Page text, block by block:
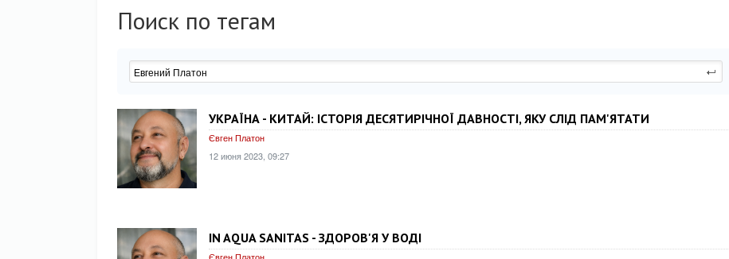
Поиск по тегам
УКРАЇНА - КИТАЙ: ІСТОРІЯ ДЕСЯТИРІЧНОЇ ДАВНОСТІ, ЯКУ СЛІД ПАМ'ЯТАТИ
Євген Платон
12 июня 2023, 09:27
IN AQUA SANITAS - ЗДОРОВ'Я У ВОДІ